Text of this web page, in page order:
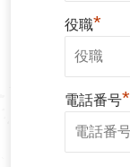
役職*
電話番号*